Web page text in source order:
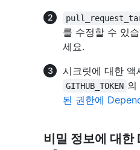
를 수정할 수 있
세요.
시크릿에 대한 액
GITHUB_TOKEN 의
된 권한에
비밀 정보에 대